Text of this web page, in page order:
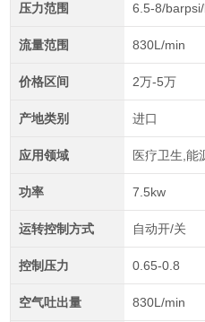
压力范围 6.5-8/
流量范围 830L/min
价格区间 2万-5万
产地类别 进口
应用领域 医疗卫生,能
功率 7.5kw
运转控制方式 自动开/关
控制压力 0.65-0.8
空气吐出量 830L/min